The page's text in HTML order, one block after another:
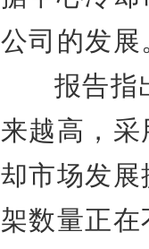
公司的发展
报告指
来越高，
却市场发
架数量正